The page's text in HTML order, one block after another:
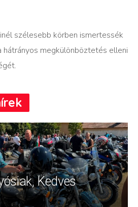
szélesebb körben ismertessék
hátrányos megkülönböztetés elleni
Kedves